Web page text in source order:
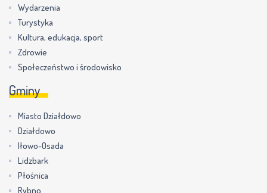
Wydarzenia
Turystyka
Kultura, edukacja, sport
Zdrowie
Społeczeństwo i środowisko
Gminy
Miasto Działdowo
Działdowo
Iłowo-Osada
Lidzbark
Płośnica
Rybno